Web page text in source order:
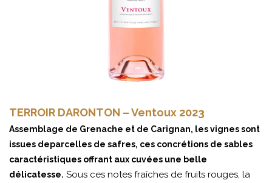
TERROIR DARONTON – Ventoux 2023
Assemblage de Grenache et de Carignan, les vignes sont
issues deparcelles de safres, ces concrétions de sables
caractéristiques offrant aux cuvées une belle
délicatesse. Sous ces notes fraîches de fruits rouges, la